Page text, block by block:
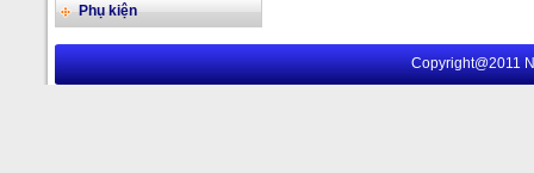
Phụ kiện
Copyright@2011